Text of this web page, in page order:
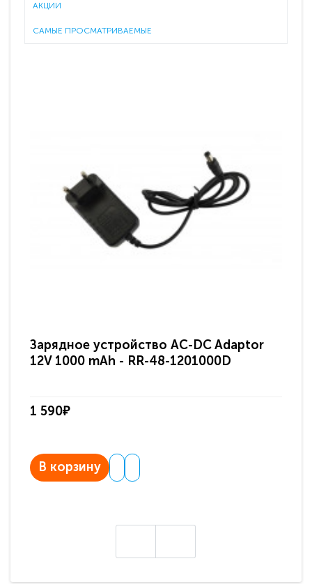
АКЦИИ
САМЫЕ ПРОСМАТРИВАЕМЫЕ
Зарядное устройство AC-DC Adaptor
12V 1000 mAh - RR-48-1201000D
1 590₽
В корзину